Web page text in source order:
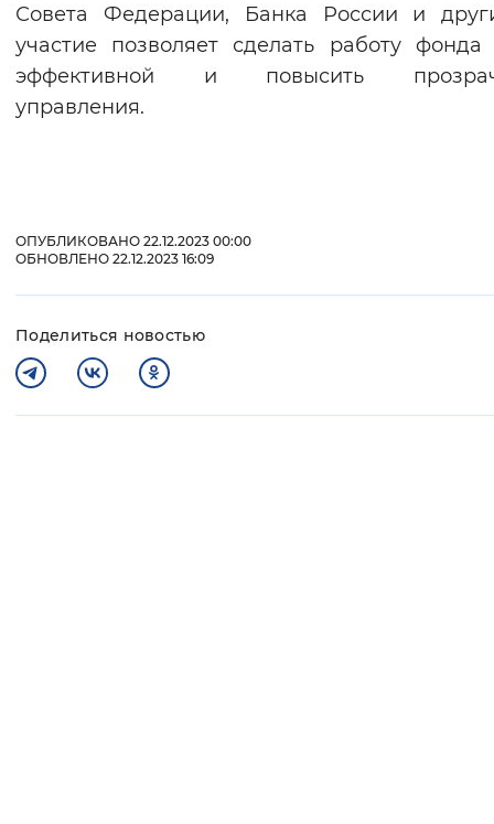
Совета Федерации, Банка России и
участие позволяет сделать работу фонда
эффективной и повысить
управления.
ОПУБЛИКОВАНО 22.12.2023 00:00
ОБНОВЛЕНО 22.12.2023 16:09
Поделиться новостью